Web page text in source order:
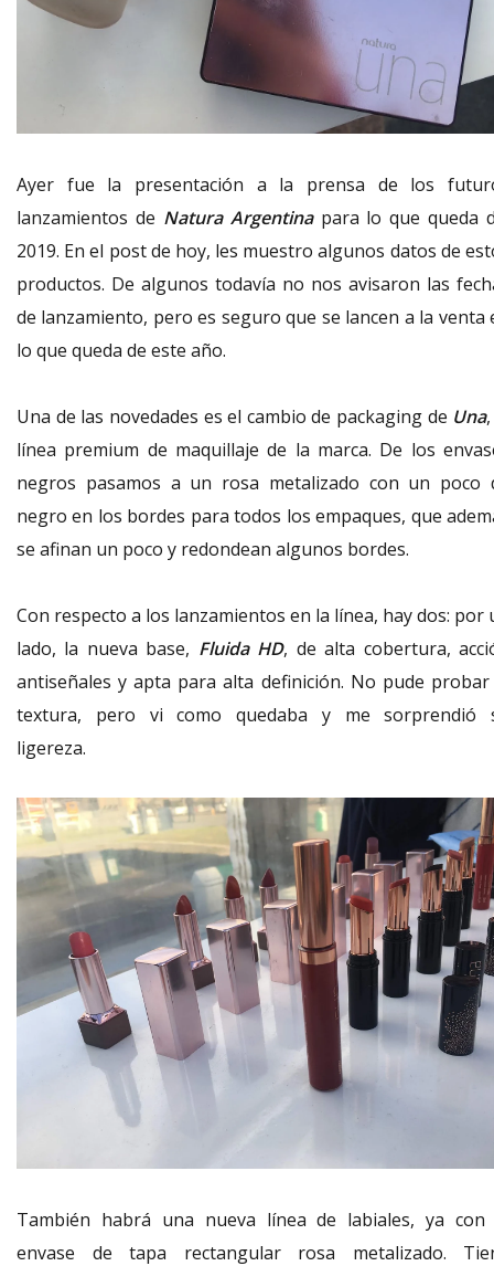
Ayer fue la presentación a la prensa de los
lanzamientos de Natura Argentinapara lo que queda
2019. En el post de hoy, les muestro algunos datos de
productos. De algunos todavía no nos avisaron las
de lanzamiento, pero es seguro que se lancen a la venta
lo que queda de este año.
Una de las novedades es el cambio de packaging de Una
línea premium de maquillaje de la marca. De los
negros pasamos a un rosa metalizado con un poco
negro en los bordes para todos los empaques, que
se afinan un poco y redondean algunos bordes.
Con respecto a los lanzamientos en la línea, hay dos: por
lado, la nueva base, Fluida HD, de alta cobertura,
antiseñales y apta para alta definición. No pude
textura, pero vi como quedaba y me sorprendió
ligereza.
También habrá una nueva línea de labiales, ya con
envase de tapa rectangular rosa metalizado.